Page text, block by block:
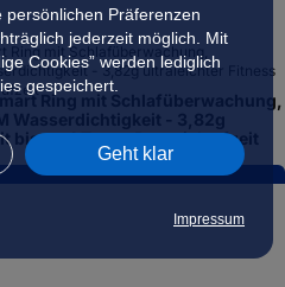
persönlichen Präferenzen
jederzeit möglich. Mit
Cookies” werden lediglich
gespeichert.
Geht klar
Impressum
Ring mit Schlafüberwachung,
Wasserdichtigkeit - 3,82g
zu 4 Tagen Batterielaufzeit